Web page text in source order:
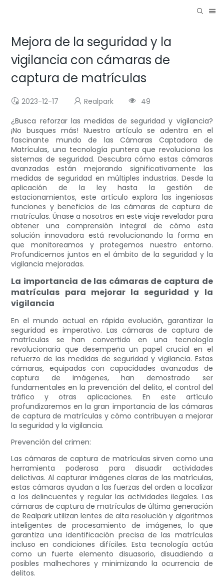
Mejora de la seguridad y la
vigilancia con cámaras de
captura de matrículas
2023-12-17 Realpark
49
¿Busca reforzar las medidas de seguridad y vigilancia?
¡No busques más! Nuestro artículo se adentra en el
fascinante mundo de las Cámaras Captadora de
Matrículas, una tecnología puntera que revoluciona los
sistemas de seguridad. Descubra cómo estas cámaras
avanzadas están mejorando significativamente las
medidas de seguridad en múltiples industrias. Desde la
aplicación de la ley hasta la gestión de
estacionamientos, este artículo explora las ingeniosas
funciones y beneficios de las cámaras de captura de
matrículas. Únase a nosotros en este viaje revelador para
obtener una comprensión integral de cómo esta
solución innovadora está revolucionando la forma en
que monitoreamos y protegemos nuestro entorno.
Profundicemos juntos en el ámbito de la seguridad y la
vigilancia mejoradas.
La importancia de las cámaras de captura de
matrículas para mejorar la seguridad y la
vigilancia
En el mundo actual en rápida evolución, garantizar la
seguridad es imperativo. Las cámaras de captura de
matrículas se han convertido en una tecnología
revolucionaria que desempeña un papel crucial en el
refuerzo de las medidas de seguridad y vigilancia. Estas
cámaras, equipadas con capacidades avanzadas de
captura de imágenes, han demostrado ser
fundamentales en la prevención del delito, el control del
tráfico y otras aplicaciones. En este artículo
profundizaremos en la gran importancia de las cámaras
de captura de matrículas y cómo contribuyen a mejorar
la seguridad y la vigilancia.
Prevención del crimen:
Las cámaras de captura de matrículas sirven como una
herramienta poderosa para disuadir actividades
delictivas. Al capturar imágenes claras de las matrículas,
estas cámaras ayudan a las fuerzas del orden a localizar
a los delincuentes y regular las actividades ilegales. Las
cámaras de captura de matrículas de última generación
de Realpark utilizan lentes de alta resolución y algoritmos
inteligentes de procesamiento de imágenes, lo que
garantiza una identificación precisa de las matrículas
incluso en condiciones difíciles. Esta tecnología actúa
como un fuerte elemento disuasorio, disuadiendo a
posibles malhechores y minimizando la ocurrencia de
delitos.